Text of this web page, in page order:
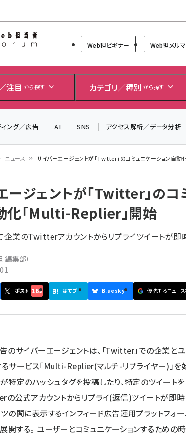
Web担当者Forum
Web担ビギナー Web担メル
注目 から探す カテゴリ／種別 から探す
ング／広告 AI SNS アクセス解析／データ分析
ニュース サイバーエージェントが「Twitter」のコミュニケーション自
ージェントが「Twitter」のコ
化「Multi-Replier」開始
企業のTwitterアカウントからリプライツイートが
編集部）
ポスト 162 はてブ Bluesky 優先するニュー
のサイバーエージェントは、「Twitter」での企業と
サービス「Multi-Replier(マルチ-リプライヤー)」を
特定のハッシュタグを投稿したり、特定のツイート
公式アカウントからリプライ(返信)ツイートが即時
の間に表示するインフィード広告運用プラットフォ
展開する。 ユーザーとコミュニケーションするための
＼ 8月27日開催、申し込み受
生成AIをマーケティング等
るセミナーイベント「生成AI
▼申し込みはこちらから▼